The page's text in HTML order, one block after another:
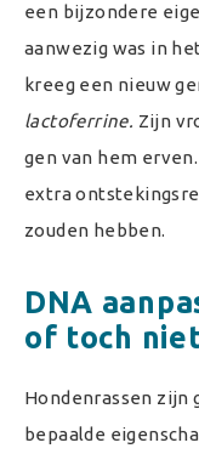
een bijzondere
aanwezig was in
kreeg een nieuw
lactoferrine. Zijn
gen van hem
extra
zouden hebben.
DNA
of toch
Hondenrassen zijn
bepaalde